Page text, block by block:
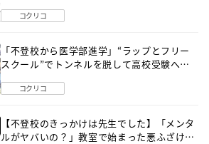
コクリコ
「不登校から医学部進学」“ラップとフリー
スクール”でトンネルを脱して高校受験へ
コクリコ
【不登校のきっかけは先生でした】「メンタ
ルがヤバいの？」教室で始まった悪ふざけ